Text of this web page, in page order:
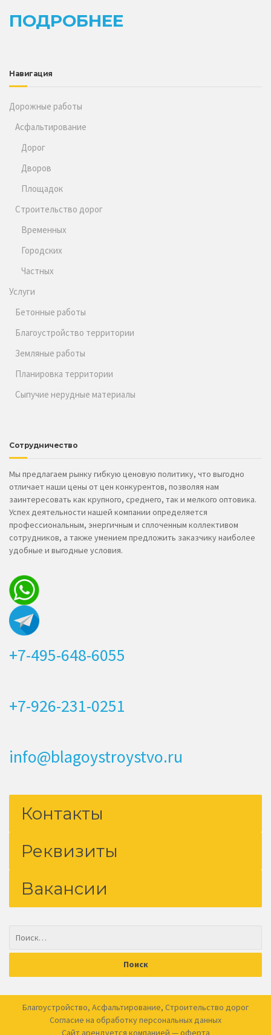
ПОДРОБНЕЕ
Навигация
Дорожные работы
Асфальтирование
Дорог
Дворов
Площадок
Строительство дорог
Временных
Городских
Частных
Услуги
Бетонные работы
Благоустройство территории
Земляные работы
Планировка территории
Сыпучие нерудные материалы
Сотрудничество
Мы предлагаем рынку гибкую ценовую политику, что выгодно
отличает наши цены от цен конкурентов, позволяя нам
заинтересовать как крупного, среднего, так и мелкого оптовика.
Успех деятельности нашей компании определяется
профессиональным, энергичным и сплоченным коллективом
сотрудников, а также умением предложить заказчику наиболее
удобные и выгодные условия.
+7-495-648-6055
+7-926-231-0251
info@blagoystroystvo.ru
Контакты
Реквизиты
Вакансии
Благоустройство, Асфальтирование, Строительство дорог
Согласие на обработкуперсональных данных
Сайт арендуется компанией —оферта